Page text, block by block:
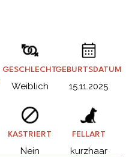
GESCHLECHT
Weiblich
GEBURTSDATUM
15.11.2025
KASTRIERT
Nein
FELLART
kurzhaar